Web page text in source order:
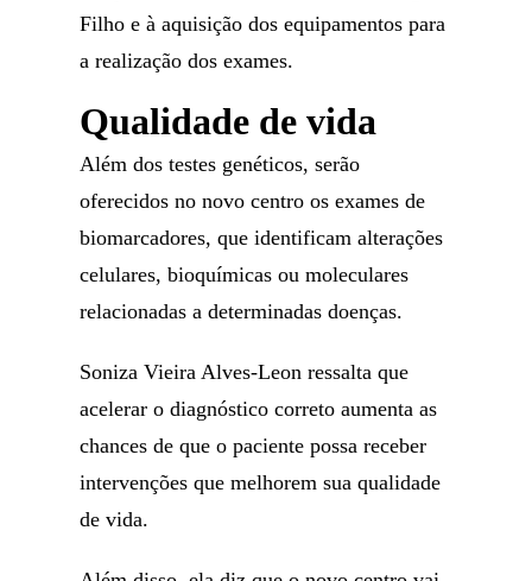
Filho e à aquisição dos equipamentos para
a realização dos exames.
Qualidade de vida
Além dos testes genéticos, serão
oferecidos no novo centro os exames de
biomarcadores, que identificam alterações
celulares, bioquímicas ou moleculares
relacionadas a determinadas doenças.
Soniza Vieira Alves-Leon ressalta que
acelerar o diagnóstico correto aumenta as
chances de que o paciente possa receber
intervenções que melhorem sua qualidade
de vida.